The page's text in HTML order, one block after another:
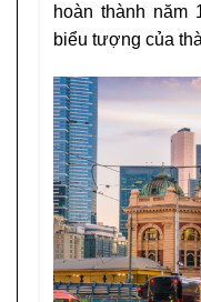
hoàn thành năm
biểu tượng của